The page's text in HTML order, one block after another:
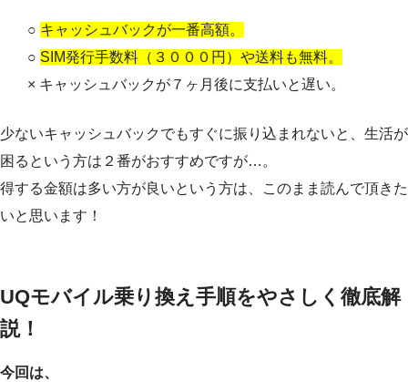
○ キャッシュバックが一番高額。
○ SIM発行手数料（３０００円）や送料も無料。
× キャッシュバックが７ヶ月後に支払いと遅い。
少ないキャッシュバックでもすぐに振り込まれないと、生活が
困るという方は２番がおすすめですが…。
得する金額は多い方が良いという方は、このまま読んで頂きた
いと思います！
UQモバイル乗り換え手順をやさしく徹底解
説！
今回は、